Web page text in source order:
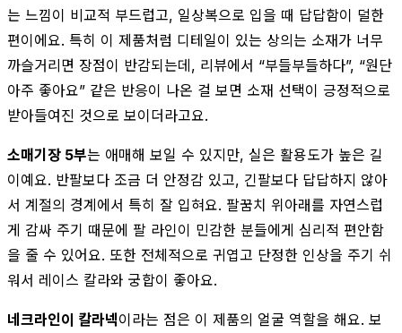
는 느낌이 비교적 부드럽고, 일상복으로 입을 때 답답함이 덜한
편이에요. 특히 이 제품처럼 디테일이 있는 상의는 소재가 너무
까슬거리면 장점이 반감되는데, 리뷰에서 “부들부들하다”, “원단
아주 좋아요” 같은 반응이 나온 걸 보면 소재 선택이 긍정적으로
받아들여진 것으로 보이더라고요.
소매기장 5부는 애매해 보일 수 있지만, 실은 활용도가 높은 길
이예요. 반팔보다 조금 더 안정감 있고, 긴팔보다 답답하지 않아
서 계절의 경계에서 특히 잘 입혀요. 팔꿈치 위아래를 자연스럽
게 감싸 주기 때문에 팔 라인이 민감한 분들에게 심리적 편안함
을 줄 수 있어요. 또한 전체적으로 귀엽고 단정한 인상을 주기 쉬
워서 레이스 칼라와 궁합이 좋아요.
네크라인이 칼라넥이라는 점은 이 제품의 얼굴 역할을 해요. 보